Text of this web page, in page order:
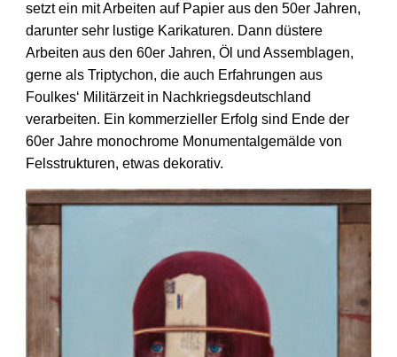
setzt ein mit Arbeiten auf Papier aus den 50er Jahren,
darunter sehr lustige Karikaturen. Dann düstere
Arbeiten aus den 60er Jahren, Öl und Assemblagen,
gerne als Triptychon, die auch Erfahrungen aus
Foulkes‘ Militärzeit in Nachkriegsdeutschland
verarbeiten. Ein kommerzieller Erfolg sind Ende der
60er Jahre monochrome Monumentalgemälde von
Felsstrukturen, etwas dekorativ.